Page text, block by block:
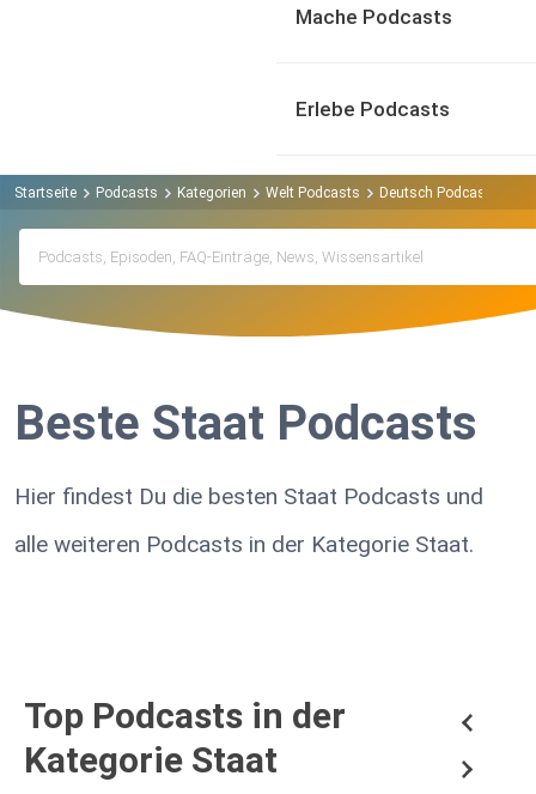
Mache Podcasts
Erlebe Podcasts
Startseite Podcasts Kategorien Welt Podcasts Deutsch Podcasts
Beste Staat Podcasts
Hier findest Du die besten Staat Podcasts und
alle weiteren Podcasts in der Kategorie Staat.
Top Podcasts in der
Kategorie Staat